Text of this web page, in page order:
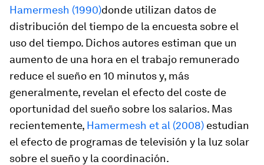
Hamermesh (1990)donde utilizan datos de
distribución del tiempo de la encuesta sobre el
uso del tiempo. Dichos autores estiman que un
aumento de una hora en el trabajo remunerado
reduce el sueño en 10 minutos y, más
generalmente, revelan el efecto del coste de
oportunidad del sueño sobre los salarios. Mas
recientemente, Hamermesh et al (2008) estudian
el efecto de programas de televisión y la luz solar
sobre el sueño y la coordinación.